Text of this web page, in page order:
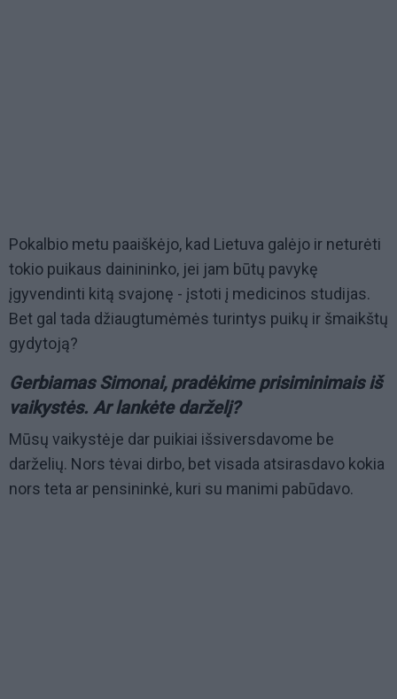
Pokalbio metu paaiškėjo, kad Lietuva galėjo ir neturėti
tokio puikaus dainininko, jei jam būtų pavykę
įgyvendinti kitą svajonę - įstoti į medicinos studijas.
Bet gal tada džiaugtumėmės turintys puikų ir šmaikštų
gydytoją?
Gerbiamas Simonai, pradėkime prisiminimais iš
vaikystės. Ar lankėte darželį?
Mūsų vaikystėje dar puikiai išsiversdavome be
darželių. Nors tėvai dirbo, bet visada atsirasdavo kokia
nors teta ar pensininkė, kuri su manimi pabūdavo.